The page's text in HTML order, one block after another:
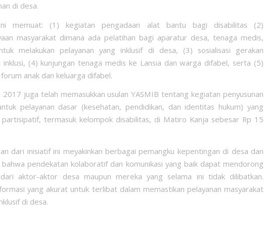
di desa.
ini memuat: (1) kegiatan pengadaan alat bantu bagi disabilitas (2)
masyarakat dimana ada pelatihan bagi aparatur desa, tenaga medis,
melakukan pelayanan yang inklusif di desa, (3) sosialisasi gerakan
inklusi, (4) kunjungan tenaga medis ke Lansia dan warga difabel, serta (5)
anak dan keluarga difabel.
2017 juga telah memasukkan usulan YASMIB tentang kegiatan penyusunan
pelayanan dasar (kesehatan, pendidikan, dan identitas hukum) yang
partisipatif, termasuk kelompok disabilitas, di Matiro Kanja sebesar Rp 15
dari inisiatif ini meyakinkan berbagai pemangku kepentingan di desa dan
pendekatan kolaboratif dan komunikasi yang baik dapat mendorong
aktor-aktor desa maupun mereka yang selama ini tidak dilibatkan.
yang akurat untuk terlibat dalam memastikan pelayanan masyarakat
di desa.